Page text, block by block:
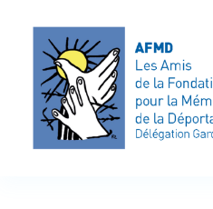
contenu
AFMD 30